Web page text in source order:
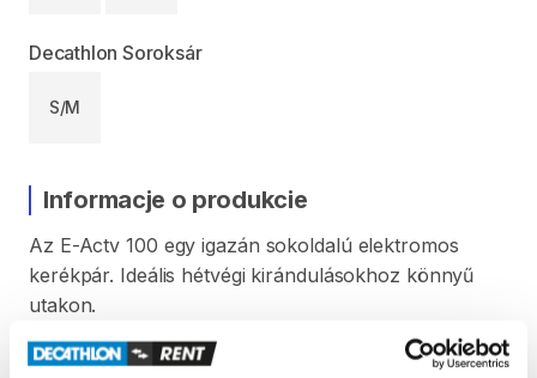
Decathlon Soroksár
S/M
Informacje o produkcie
Az E-Actv 100 egy igazán sokoldalú elektromos
kerékpár. Ideális hétvégi kirándulásokhoz könnyű
utakon.
Max. 70 km (eco módban).
kivehető
akkumulátor. 356 Wh